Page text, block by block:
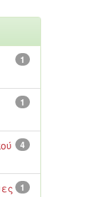
1
1
4
1